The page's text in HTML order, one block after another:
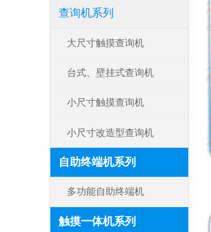
查询机系列
大尺寸触摸查询机
台式、壁挂式查询机
小尺寸触摸查询机
小尺寸改造型查询机
自助终端机系列
多功能自助终端机
触摸一体机系列